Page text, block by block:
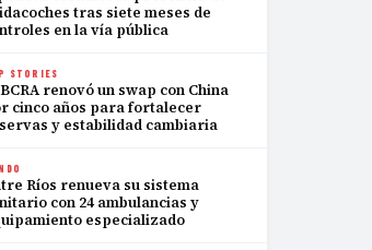
tras siete meses de
en la vía pública
STORIES
renovó un swap con China
cinco años para fortalecer
y estabilidad cambiaria
Ríos renueva su sistema
con 24 ambulancias y
especializado